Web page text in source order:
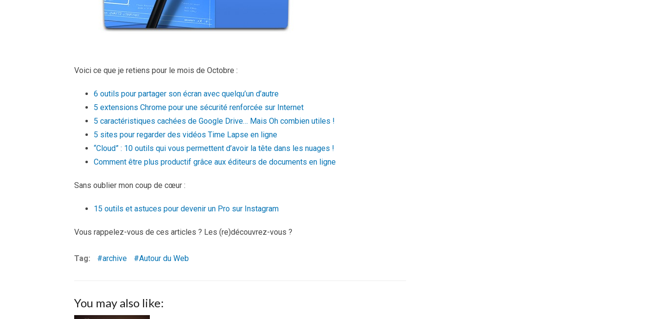
Voici ce que je retiens pour le mois de Octobre :
6 outils pour partager son écran avec quelqu’un d’autre
5 extensions Chrome pour une sécurité renforcée sur Internet
5 caractéristiques cachées de Google Drive… Mais Oh combien utiles !
5 sites pour regarder des vidéos Time Lapse en ligne
“Cloud” : 10 outils qui vous permettent d’avoir la tête dans les nuages !
Comment être plus productif grâce aux éditeurs de documents en ligne
Sans oublier mon coup de cœur :
15 outils et astuces pour devenir un Pro sur Instagram
Vous rappelez-vous de ces articles ? Les (re)découvrez-vous ?
Tag: archive Autour du Web
You may also like: